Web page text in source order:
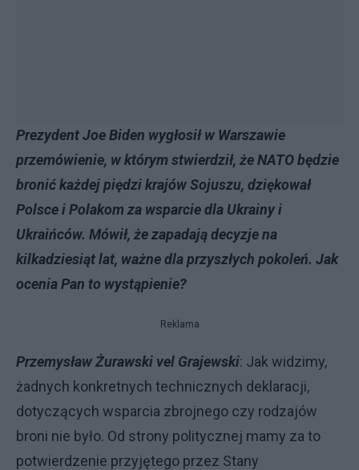
Prezydent Joe Biden wygłosił w Warszawie
przemówienie, w którym stwierdził, że NATO będzie
bronić każdej piędzi krajów Sojuszu, dziękował
Polsce i Polakom za wsparcie dla Ukrainy i
Ukraińców. Mówił, że zapadają decyzje na
kilkadziesiąt lat, ważne dla przyszłych pokoleń. Jak
ocenia Pan to wystąpienie?
Reklama
Przemysław Żurawski vel Grajewski: Jak widzimy,
żadnych konkretnych technicznych deklaracji,
dotyczących wsparcia zbrojnego czy rodzajów
broni nie było. Od strony politycznej mamy za to
potwierdzenie przyjętego przez Stany